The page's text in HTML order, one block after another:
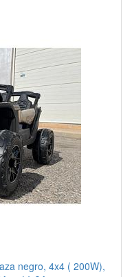
negro, 4x4 ( 200W),